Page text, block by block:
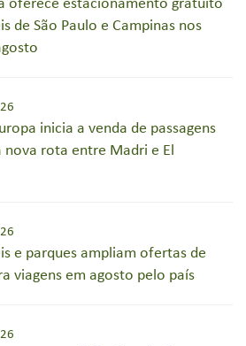
oferece estacionamento gratuito
de São Paulo e Campinas nos
inicia a venda de passagens
nova rota entre Madri e El
e parques ampliam ofertas de
viagens em agosto pelo país